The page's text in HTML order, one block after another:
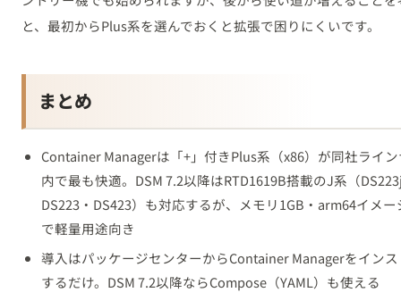
と、最初からPlus系を選んでおくと拡張で困りにくいです。
まとめ
Container Managerは「+」付きPlus系（x86）が同社ライ
内で最も快適。DSM 7.2以降はRTD1619B搭載のJ系（
DS223・DS423）も対応するが、メモリ1GB・arm64イメ
で軽量用途向き
導入はパッケージセンターからContainer Managerをイン
するだけ。DSM 7.2以降ならCompose（YAML）も使える